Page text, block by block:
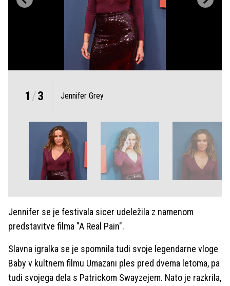
1 /3 Jennifer Grey
Jennifer se je festivala sicer udeležila z namenom
predstavitve filma "A Real Pain".
Slavna igralka se je spomnila tudi svoje legendarne vloge
Baby v kultnem filmu Umazani ples pred dvema letoma, pa
tudi svojega dela s Patrickom Swayzejem. Nato je razkrila,